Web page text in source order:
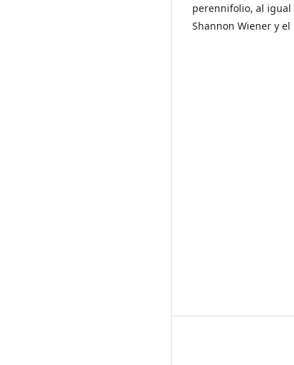
perennifolio, al
Shannon Wiener y